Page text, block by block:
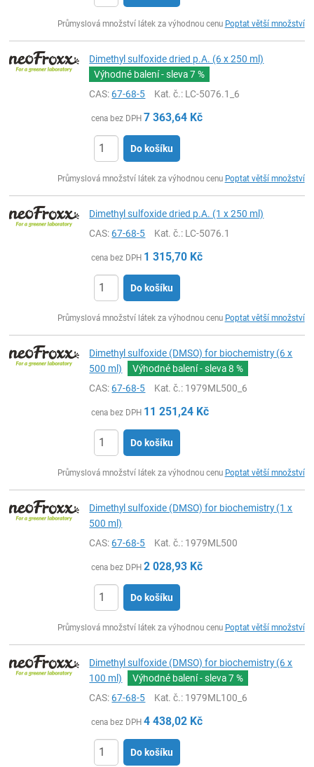
Průmyslová množství látek za výhodnou cenu Poptat větší množství
Dimethyl sulfoxide dried p.A. (6 x 250 ml)
Výhodné balení - sleva7 %
CAS:67-68-5 Kat. č.: LC-5076.1_6
cena bez DPH 7 363,64 Kč
Do košíku
Průmyslová množství látek za výhodnou cenu Poptat větší množství
Dimethyl sulfoxide dried p.A. (1 x 250 ml)
CAS:67-68-5 Kat. č.: LC-5076.1
cena bez DPH 1 315,70 Kč
Do košíku
Průmyslová množství látek za výhodnou cenu Poptat větší množství
Dimethyl sulfoxide (DMSO) for biochemistry (6 x
500 ml)
Výhodné balení - sleva8 %
CAS:67-68-5 Kat. č.: 1979ML500_6
cena bez DPH 11 251,24 Kč
Do košíku
Průmyslová množství látek za výhodnou cenu Poptat větší množství
Dimethyl sulfoxide (DMSO) for biochemistry (1 x
500 ml)
CAS:67-68-5 Kat. č.: 1979ML500
cena bez DPH 2 028,93 Kč
Do košíku
Průmyslová množství látek za výhodnou cenu Poptat větší množství
Dimethyl sulfoxide (DMSO) for biochemistry (6 x
100 ml)
Výhodné balení - sleva7 %
CAS:67-68-5 Kat. č.: 1979ML100_6
cena bez DPH 4 438,02 Kč
Do košíku